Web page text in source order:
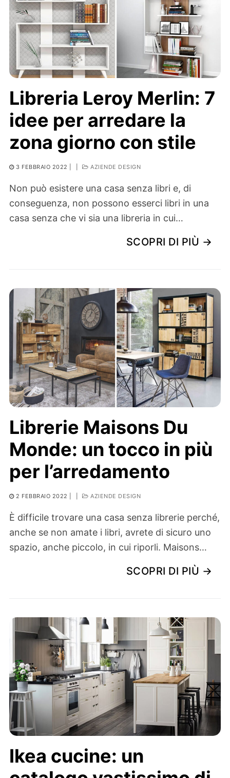
Libreria Leroy Merlin: 7
idee per arredare la
zona giorno con stile
3 FEBBRAIO 2022 AZIENDE DESIGN
Non può esistere una casa senza libri e, di
conseguenza, non possono esserci libri in una
casa senza che vi sia una libreria in cui…
SCOPRI DI PIÙ →
Librerie Maisons Du
Monde: un tocco in più
per l’arredamento
2 FEBBRAIO 2022 AZIENDE DESIGN
È difficile trovare una casa senza librerie perché,
anche se non amate i libri, avrete di sicuro uno
spazio, anche piccolo, in cui riporli. Maisons…
SCOPRI DI PIÙ →
Ikea cucine: un